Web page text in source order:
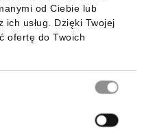
od Ciebie lub
usług. Dzięki Twojej
ofertę do Twoich
mobilną: